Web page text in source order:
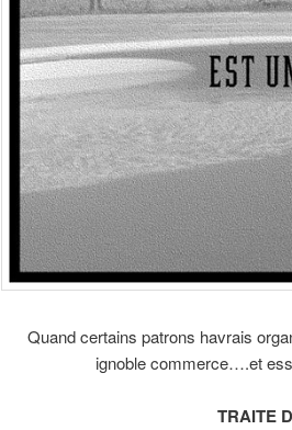
Quand certains patrons havrais
ignoble commerce….et
TRAITE